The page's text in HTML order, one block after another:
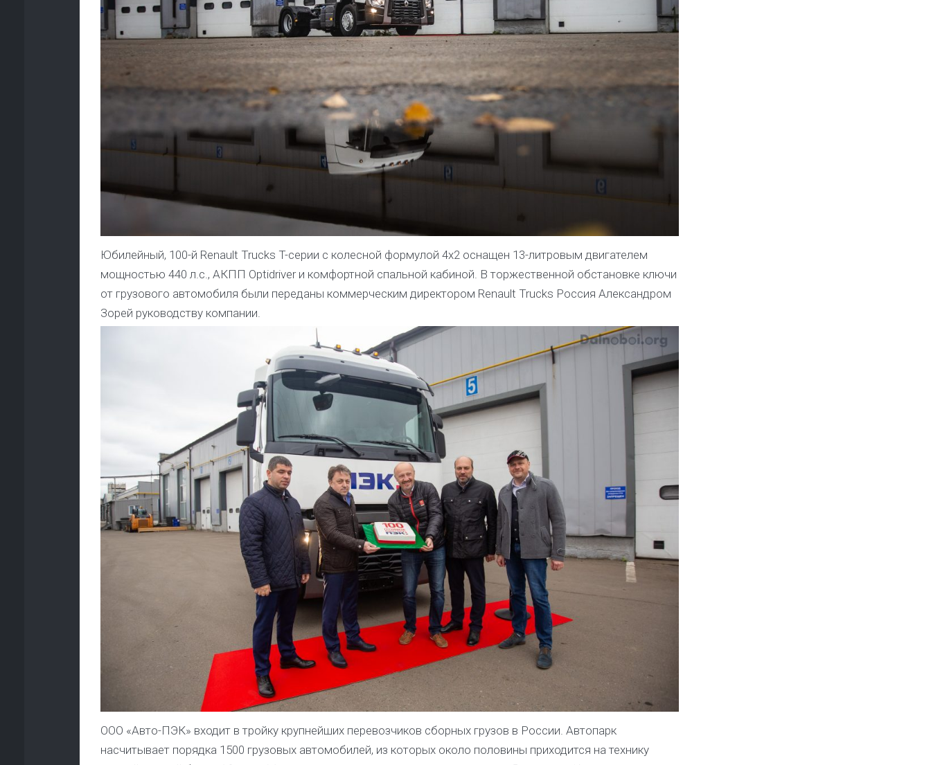
Юбилейный, 100-й Renault Trucks T-серии с колесной формулой 4х2 оснащен 13-литровым двигателем
мощностью 440 л.с., АКПП Optidriver и комфортной спальной кабиной. В торжественной обстановке ключи
от грузового автомобиля были переданы коммерческим директором Renault Trucks Россия Александром
Зорей руководству компании.
ООО «Авто-ПЭК» входит в тройку крупнейших перевозчиков сборных грузов в России. Автопарк
насчитывает порядка 1500 грузовых автомобилей, из которых около половины приходится на технику